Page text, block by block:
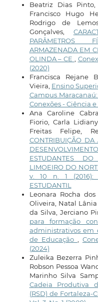
Beatriz Dias
Francisco Hugo
Rodrigo de
Gonçalves,
PARÂMETROS
ARMAZENADA EM
OLINDA – CE ,
(2020)
Francisca Rejane
Vieira, Ensino
Campus
Conexões - Ciência e
Ana Caroline
Fiorio, Carla
Freitas Felipe,
CONTRIBUIÇÃO DA
ESTUDANTES
LIMOEIRO DO
v. 10 n. 1 (2016):
ESTUDANTIL
Leonara Rocha
Oliveira, Natal
da Silva, Jerciano
para formação
administrativos em
de Educação ,
(2024)
Zuleika Bezerra
Robson Pessoa
Marinho Silva
Cadeia Produtiva
(RSD) de Fortaleza-